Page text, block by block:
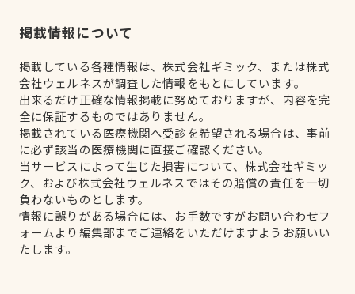
掲載情報について
掲載している各種情報は、株式会社ギミック、または株式
会社ウェルネスが調査した情報をもとにしています。
出来るだけ正確な情報掲載に努めておりますが、内容を完
全に保証するものではありません。
掲載されている医療機関へ受診を希望される場合は、事前
に必ず該当の医療機関に直接ご確認ください。
当サービスによって生じた損害について、株式会社ギミッ
ク、および株式会社ウェルネスではその賠償の責任を一切
負わないものとします。
情報に誤りがある場合には、お手数ですがお問い合わせフ
ォームより編集部までご連絡をいただけますようお願いい
たします。